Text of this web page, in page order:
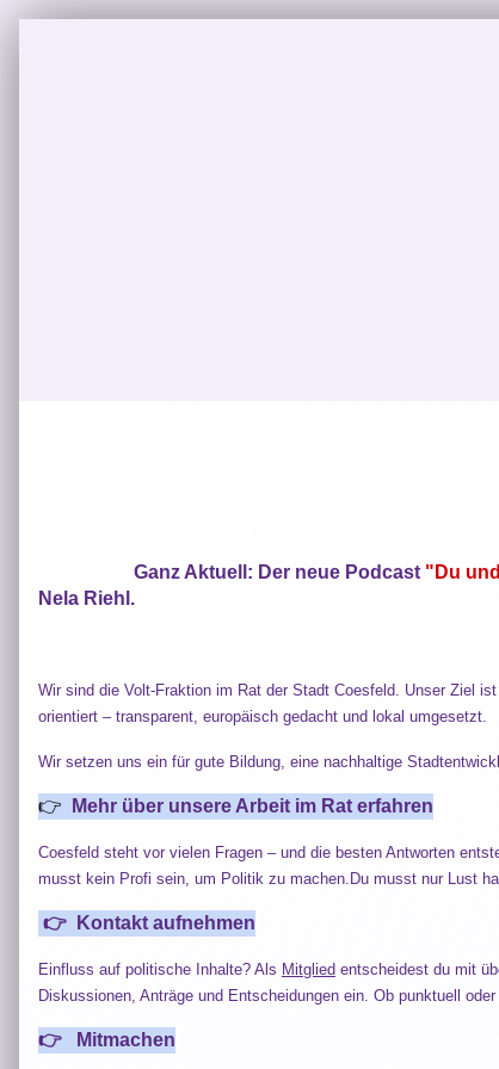
„Wir gestalten Zukunft hier
Ganz Aktuell: Der neue Podcast "Du
Nela Riehl.
Wer wir
Wir sind die Volt-Fraktion im Rat der Stadt Coesfeld. Unser Ziel
orientiert – transparent, europäisch gedacht und lokal umgesetzt.
Wir setzen uns ein für gute Bildung, eine nachhaltige
👉 Mehr über unsere Arbeit im Rat erfahren
Coesfeld steht vor vielen Fragen – und die besten Antworten
musst kein Profi sein, um Politik zu machen.Du musst nur Lust
👉 Kontakt aufnehmen
Einfluss auf politische Inhalte? Als Mitglied entscheidest du mit
Diskussionen, Anträge und Entscheidungen ein. Ob punktuell
👉 Mitmachen